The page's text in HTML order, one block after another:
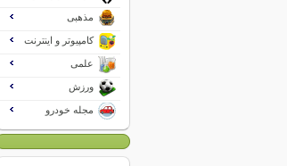
مذهبی
کامپیوتر و اینترنت
علمی
ورزش
مجله خودرو